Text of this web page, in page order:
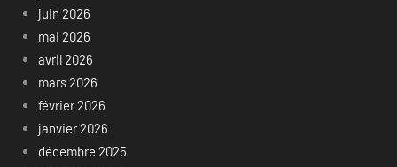
juin 2026
mai 2026
avril 2026
mars 2026
février 2026
janvier 2026
décembre 2025